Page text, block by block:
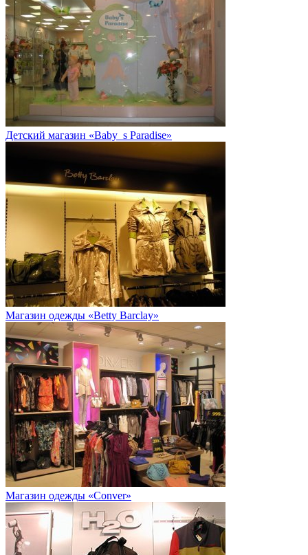
Детский магазин «Baby_s Paradise»
Магазин одежды «Betty Barclay»
Магазин одежды «Conver»